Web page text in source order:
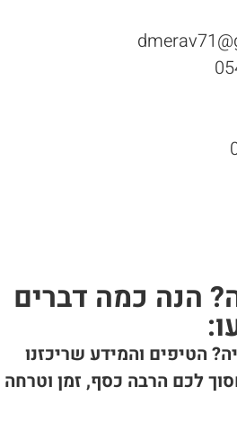
הנה כמה דברים
הטיפים והמידע שריכזנו
לכם הרבה כסף, זמן וטרחה